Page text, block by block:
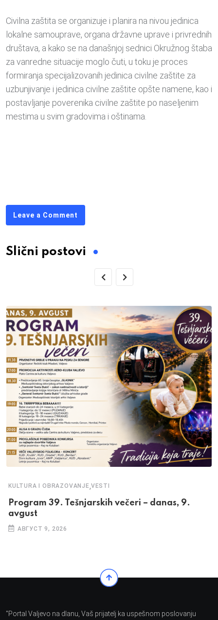
Civilna zaštita se organizuje i planira na nivou jedinica
lokalne samouprave, organa državne uprave i privrednih
društava, a kako se na današnjoj sednici Okružnog štaba
za vanredne situacije moglo čuti, u toku je proces
formiranja specijalizovanih jedinica civilne zaštite za
uzbunjivanje i jedinica civilne zaštite opšte namene, kao i
postavljanje poverenika civilne zaštite po naseljenim
mestima u svim gradovima i oštinama.
Leave a Comment
Slični postovi
KULTURA I OBRAZOVANJE ,VESTI
Program 39. Tešnjarskih večeri – danas, 9.
avgust
АВГУСТ 9, 2026
"Portal Valjevo na dlanu, Vaš prijatelj ka uspešnom poslovanju